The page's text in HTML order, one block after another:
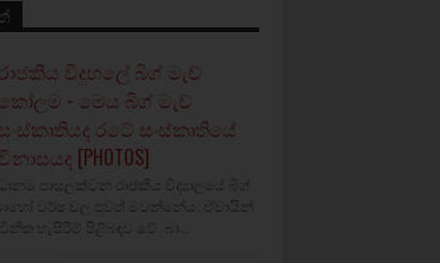
රාජකීය විදුහලේ බිග් මැච්
කෝලම - මෙය බිග් මැච්
සංස්කෘතියද රටේ සංස්කෘතියේ
විනාසයද [PHOTOS]
පාසලක්වන රාජකීය විද්‍යාලයේ බිග්
වර්ෂ වල පුවත් මවන්නේය. ඒවායින්
හැසිරීම් පිළිබඳව වේ. බා...